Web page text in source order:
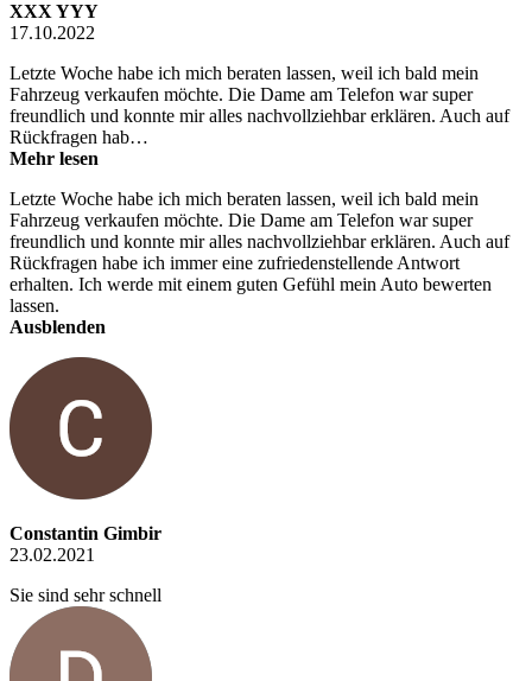
XXX YYY
17.10.2022
Letzte Woche habe ich mich beraten lassen, weil ich bald mein
Fahrzeug verkaufen möchte. Die Dame am Telefon war super
freundlich und konnte mir alles nachvollziehbar erklären. Auch auf
Rückfragen hab…
Mehr lesen
Letzte Woche habe ich mich beraten lassen, weil ich bald mein
Fahrzeug verkaufen möchte. Die Dame am Telefon war super
freundlich und konnte mir alles nachvollziehbar erklären. Auch auf
Rückfragen habe ich immer eine zufriedenstellende Antwort
erhalten. Ich werde mit einem guten Gefühl mein Auto bewerten
lassen.
Ausblenden
Constantin Gimbir
23.02.2021
Sie sind sehr schnell